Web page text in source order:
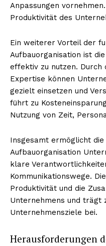
Anpassungen
Produktivität des
Ein weiterer Vorteil der
Aufbauorganisation ist
effektiv zu nutzen. Durch
Expertise können
gezielt einsetzen und
führt zu
Nutzung von Zeit,
Insgesamt ermöglicht
Aufbauorganisation
klare
Kommunikationswege.
Produktivität und die
Unternehmens und trägt
Unternehmensziele bei.
Herausforderungen